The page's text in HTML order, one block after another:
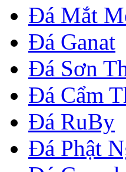
Đá Mắt
Đá Ganat
Đá Sơn
Đá Cẩm
Đá RuBy
Đá Phật